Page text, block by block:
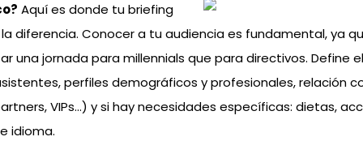
Aquí es donde tu briefing
diferencia. Conocer a tu audiencia es fundamental, ya
una jornada para millennials que para directivos. Define
perfiles demográficos y profesionales, relación
VIPs…) y si hay necesidades específicas: dietas,
idioma.